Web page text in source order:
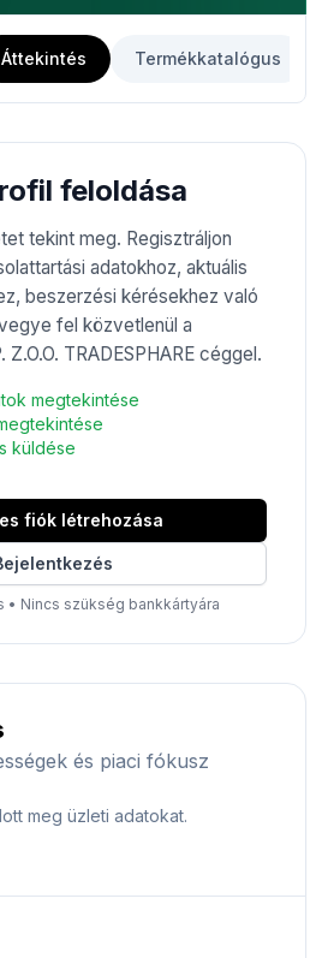
Áttekintés Termékkatalógus
feloldása
tekint meg. Regisztráljon
adatokhoz, aktuális
beszerzési kérésekhez való
fel közvetlenül a
TRADESPHARE céggel.
megtekintése
küldése
fiók létrehozása
• Nincs szükség bankkártyára
és piaci fókusz
meg üzleti adatokat.